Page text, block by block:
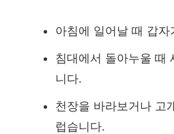
아침에 일어날 때 갑
침대에서 돌아누울 때
니다.
천장을 바라보거나 고
럽습니다.